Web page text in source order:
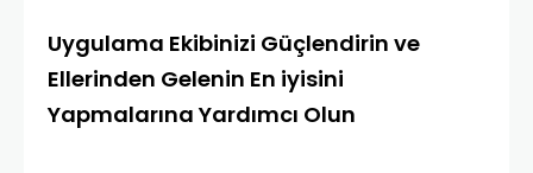
Uygulama Ekibinizi Güçlendirin ve
Ellerinden Gelenin En iyisini
Yapmalarına Yardımcı Olun